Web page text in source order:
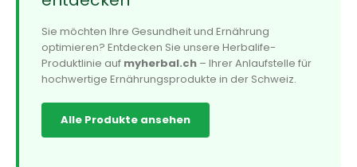
Sie möchten Ihre Gesundheit und Ernährung
optimieren? Entdecken Sie unsere Herbalife-
Produktlinie auf myherbal.ch – Ihrer Anlaufstelle für
hochwertige Ernährungsprodukte in der Schweiz.
Alle Produkte ansehen